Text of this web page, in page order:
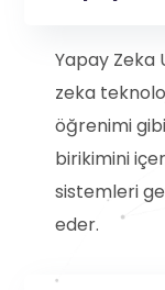
Yapay Zeka
zeka
öğrenimi
birikimini
sistemleri
eder.